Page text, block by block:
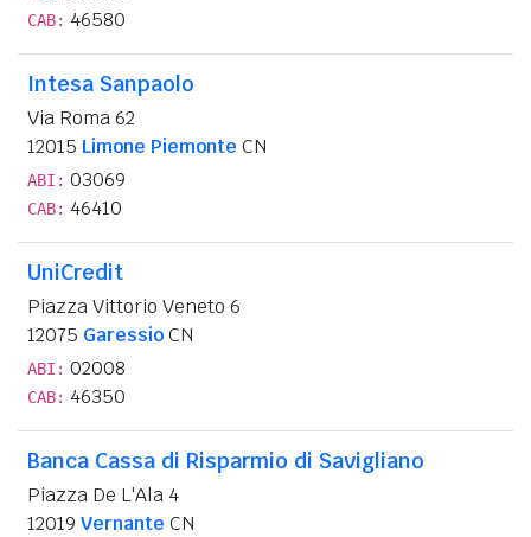
CAB: 46580
Intesa Sanpaolo
Via Roma 62
12015 Limone Piemonte CN
ABI: 03069
CAB: 46410
UniCredit
Piazza Vittorio Veneto 6
12075 GaressioCN
ABI: 02008
CAB: 46350
Banca Cassa di Risparmio di Savigliano
Piazza De L'Ala 4
12019 Vernante CN